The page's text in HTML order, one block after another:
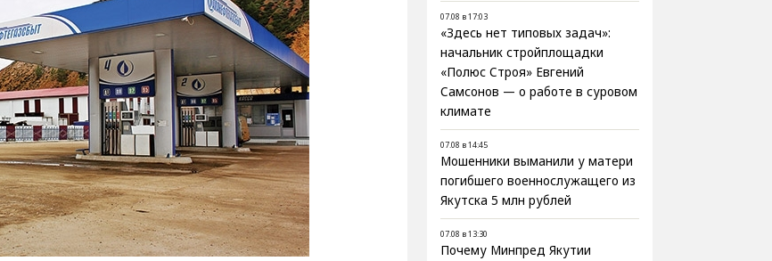
07.08 в 17:03
«Здесь нет типовых задач»:
начальник стройплощадки
«Полюс Строя» Евгений
Самсонов — о работе в суровом
климате
07.08 в 14:45
Мошенники выманили у матери
погибшего военнослужащего из
Якутска 5 млн рублей
07.08 в 13:30
Почему Минпред Якутии